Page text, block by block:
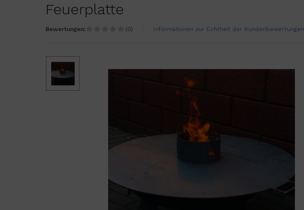
Feuerplatte
Bewertungen: (0) Informationen zur Echtheit der Kundenbewertungen